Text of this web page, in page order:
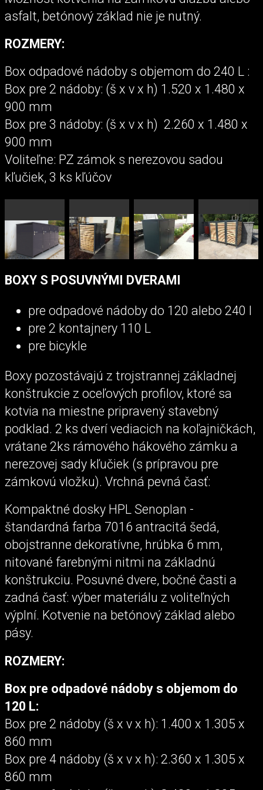
asfalt, betónový základ nie je nutný.
ROZMERY:
Box odpadové nádoby s objemom do 240 L :
Box pre 2 nádoby: (š x v x h) 1.520 x 1.480 x
900 mm
Box pre 3 nádoby: (š x v x h) 2.260 x 1.480 x
900 mm
Voliteľne: PZ zámok s nerezovou sadou
kľučiek, 3 ks kľúčov
BOXY S POSUVNÝMI DVERAMI
pre odpadové nádoby do 120 alebo 240 l
pre 2 kontajnery 110 L
pre bicykle
Boxy pozostávajú z trojstrannej základnej
konštrukcie z oceľových profilov, ktoré sa
kotvia na miestne pripravený stavebný
podklad. 2 ks dverí vediacich na koľajničkách,
vrátane 2ks rámového hákového zámku a
nerezovej sady kľučiek (s prípravou pre
zámkovú vložku). Vrchná pevná časť:
Kompaktné dosky HPL Senoplan -
štandardná farba 7016 antracitá šedá,
obojstranne dekoratívne, hrúbka 6 mm,
nitované farebnými nitmi na základnú
konštrukciu. Posuvné dvere, bočné časti a
zadná časť: výber materiálu z voliteľných
výplní. Kotvenie na betónový základ alebo
pásy.
ROZMERY:
Box pre odpadové nádoby s objemom do
120 L:
Box pre 2 nádoby (š x v x h): 1.400 x 1.305 x
860 mm
Box pre 4 nádoby (š x v x h): 2.360 x 1.305 x
860 mm